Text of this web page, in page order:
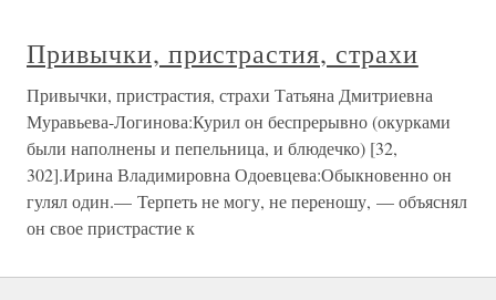
Привычки, пристрастия, страхи
Привычки, пристрастия, страхи Татьяна Дмитриевна
Муравьева-Логинова:Курил он беспрерывно (окурками
были наполнены и пепельница, и блюдечко) [32,
302].Ирина Владимировна Одоевцева:Обыкновенно он
гулял один.— Терпеть не могу, не переношу, — объяснял
он свое пристрастие к